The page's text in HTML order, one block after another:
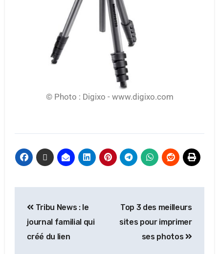
© Photo : Digixo - www.digixo.com
Tribu News : le
journal familial qui
créé du lien
Top 3 des meilleurs
sites pour imprimer
ses photos